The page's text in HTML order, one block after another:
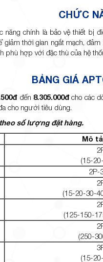
CHỨC
năng chính là bảo vệ thiết bị
thời gian ngắt mạch,
phù hợp với đặc thù của hệ
BẢNG GIÁ
đến 8.305.000đcho các
cho người tiêu dùng.
số lượng đặt hàng.
Mô
(15-
2P-
(15-20-30-
(125-150-
(250-
(15-